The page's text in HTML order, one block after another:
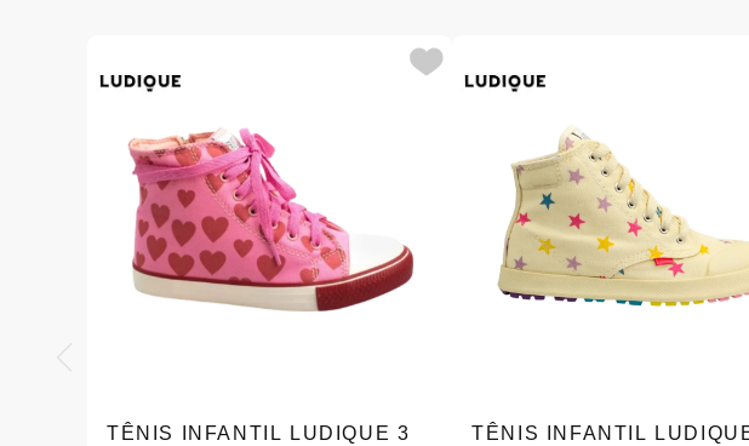
TÊNIS INFANTIL LUDIQUE 3
TÊNIS INFANTIL